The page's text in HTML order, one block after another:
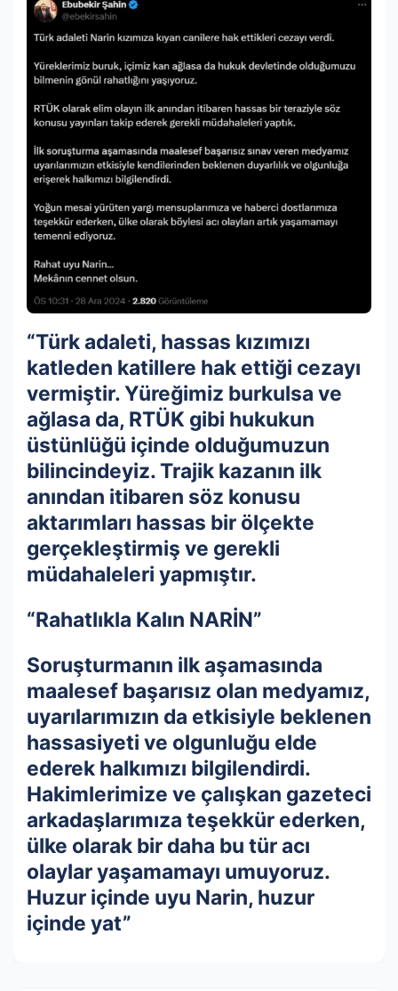
“Türk adaleti, hassas kızımızı
katleden katillere hak ettiği cezayı
vermiştir. Yüreğimiz burkulsa ve
ağlasa da, RTÜK gibi hukukun
üstünlüğü içinde olduğumuzun
bilincindeyiz. Trajik kazanın ilk
anından itibaren söz konusu
aktarımları hassas bir ölçekte
gerçekleştirmiş ve gerekli
müdahaleleri yapmıştır.
“Rahatlıkla Kalın NARİN”
Soruşturmanın ilk aşamasında
maalesef başarısız olan medyamız,
uyarılarımızın da etkisiyle beklenen
hassasiyeti ve olgunluğu elde
ederek halkımızı bilgilendirdi.
Hakimlerimize ve çalışkan gazeteci
arkadaşlarımıza teşekkür ederken,
ülke olarak bir daha bu tür acı
olaylar yaşamamayı umuyoruz.
Huzur içinde uyu Narin, huzur
içinde yat”